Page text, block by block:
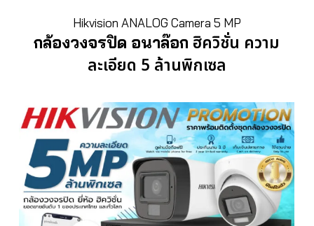
Hikvision ANALOG Camera 5 MP
กล้องวงจรปิด อนาล๊อก ฮิควิชั่น ความ
ละเอียด 5 ล้านพิกเซล